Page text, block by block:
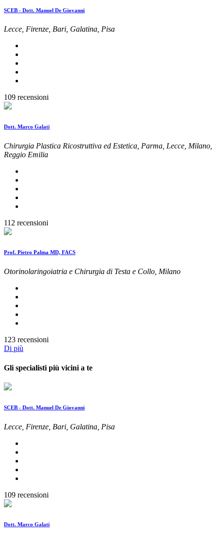
SCEB - Dott. Manuel De Giovanni
Lecce, Firenze, Bari, Galatina, Pisa
109 recensioni
Dott. Marco Galati
Chirurgia Plastica Ricostruttiva ed Estetica, Parma, Lecce, Milano,
Reggio Emilia
112 recensioni
Prof. Pietro Palma MD, FACS
Otorinolaringoiatria e Chirurgia di Testa e Collo, Milano
123 recensioni
Di più
Gli specialisti più vicini a te
SCEB - Dott. Manuel De Giovanni
Lecce, Firenze, Bari, Galatina, Pisa
109 recensioni
Dott. Marco Galati